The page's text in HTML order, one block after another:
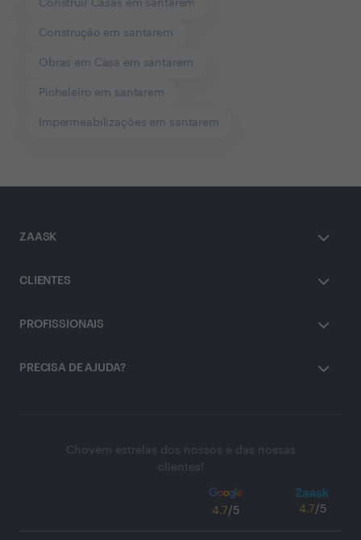
Construir Casas em santarem
Construção em santarem
Obras em Casa em santarem
Picheleiro em santarem
Impermeabilizações em santarem
ZAASK
CLIENTES
PROFISSIONAIS
PRECISA DE AJUDA?
Chovem estrelas dos nossos e das nossas
clientes!
4.7/5 4.7/5